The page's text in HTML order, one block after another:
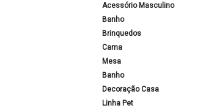
Acessório Masculino
Banho
Brinquedos
Cama
Mesa
Banho
Decoração Casa
Linha Pet